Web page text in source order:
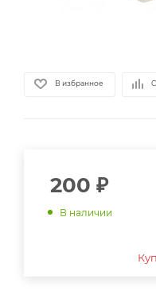
В избранное
200 ₽
В наличии